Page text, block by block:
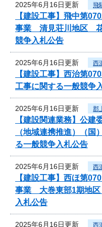
2025年6月16日更新 飛
【建設工事】飛中第
事業 清見荘川地区 花
競争入札公告
2025年6月16日更新 西
【建設工事】西治第
工事に関する一般競争
2025年6月16日更新 郡
【建設関連業務】公建
（地域連携推進）（
る一般競争入札公告
2025年6月16日更新 西
【建設工事】西ほ第
事業 大巻東部1期地
入札公告
2025年6月16日更新 西